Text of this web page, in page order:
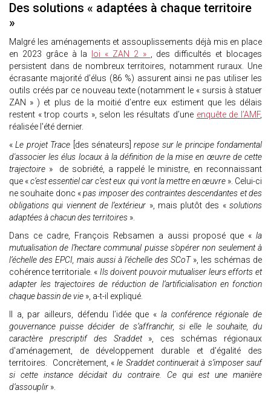
Des solutions « adaptées à chaque territoire
»
Malgré les aménagements et assouplissements déjà mis en place
en 2023 grâce à la
loi « ZAN 2 » , des difficultés et blocages
persistent dans de nombreux territoires, notamment ruraux. Une
écrasante majorité d’élus (86 %) assurent ainsi ne pas utiliser les
outils créés par ce nouveau texte (notamment le « sursis à statuer
ZAN » ) et plus de la moitié d’entre eux estiment que les délais
restent « trop courts », selon les résultats d’une enquête de l’AMF,
réalisée l'été dernier.
«Le projet Trace [des sénateurs]repose sur le principe fondamental
d'associer les élus locaux à la définition de la mise en œuvre de cette
trajectoire » de sobriété, a rappelé le ministre, en reconnaissant
que «c’est essentiel car c’est eux qui vont la mettre en œuvre ». Celui-ci
ne souhaite donc «pas imposer des contraintes descendantes et des
obligations qui viennent de l’extérieur », mais plutôt des «solutions
adaptées à chacun des territoires ».
Dans ce cadre, François Rebsamen a aussi proposé que « la
mutualisation de l’hectare communal puisse s’opérer non seulement à
l’échelle des EPCI, mais aussi à l’échelle des SCoT», les schémas de
cohérence territoriale. « Ils doivent pouvoir mutualiser leurs efforts et
adapter les trajectoires de réduction de l’artificialisation en fonction
chaque bassin de vie », a-t-il expliqué.
Il a, par ailleurs, défendu l’idée que « la conférence régionale de
gouvernance puisse décider de s’affranchir, si elle le souhaite, du
caractère prescriptif des Sraddet », ces schémas régionaux
d'aménagement, de développement durable et d'égalité des
territoires. Concrètement, «le Sraddet continuerait à s’imposer sauf
si cette instance décidait du contraire. Ce qui est une manière
d’assouplir ».